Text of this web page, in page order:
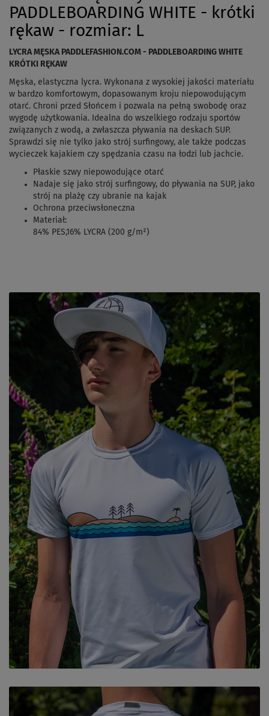
PADDLEBOARDING WHITE - krótki
rękaw - rozmiar: L
LYCRA MĘSKA PADDLEFASHION.COM - PADDLEBOARDING WHITE
KRÓTKI RĘKAW
Męska, elastyczna lycra. Wykonana z wysokiej jakości materiału
w bardzo komfortowym, dopasowanym kroju niepowodującym
otarć. Chroni przed Słońcem i pozwala na pełną swobodę oraz
wygodę użytkowania. Idealna do wszelkiego rodzaju sportów
związanych z wodą, a zwłaszcza pływania na deskach SUP.
Sprawdzi się nie tylko jako strój surfingowy, ale także podczas
wycieczek kajakiem czy spędzania czasu na łodzi lub jachcie.
Płaskie szwy niepowodujące otarć
Nadaje się jako strój surfingowy, do pływania na SUP, jako
strój na plażę czy ubranie na kajak
Ochrona przeciwsłoneczna
Materiał:
84% PES,16% LYCRA (200 g/m²)